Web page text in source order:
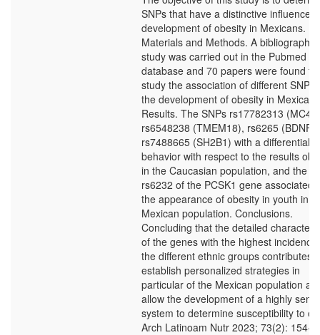
SNPs that have a distinctive influence
development of obesity in Mexicans.
Materials and Methods. A
study was carried out in the Pubmed
database and 70 papers were found
study the association of different SNPs
the development of obesity in
Results. The SNPs rs17782313
rs6548238 (TMEM18), rs6265 (BDNF)
rs7488665 (SH2B1) with a differential
behavior with respect to the results
in the Caucasian population, and the
rs6232 of the PCSK1 gene associated
the appearance of obesity in youth in
Mexican population. Conclusions.
Concluding that the detailed
of the genes with the highest incidence
the different ethnic groups contributes
establish personalized strategies in
particular of the Mexican population
allow the development of a highly
system to determine susceptibility to
Arch Latinoam Nutr 2023; 73(2): 154-